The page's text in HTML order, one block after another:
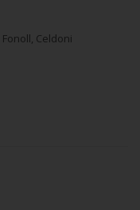
Fonoll, Celdoni